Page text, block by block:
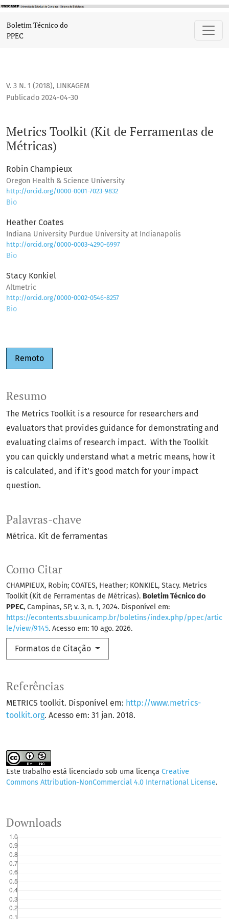
Boletim Técnico do
PPEC
V. 3 N. 1 (2018), LINKAGEM
Metrics Toolkit (Kit de Ferramentas de
Métricas)
Publicado 2024-04-30
Robin Champieux
Oregon Health & Science University
http://orcid.org/0000-0001-7023-9832
Bio
Heather Coates
Indiana University Purdue University at Indianapolis
http://orcid.org/0000-0003-4290-6997
Bio
Stacy Konkiel
Altmetric
http://orcid.org/0000-0002-0546-8257
Bio
Remoto
Palavras-chave
Métrica. Kit de ferramentas
Como Citar
CHAMPIEUX, Robin; COATES, Heather; KONKIEL, Stacy. Metrics
Toolkit (Kit de Ferramentas de Métricas). Boletim Técnico do
PPEC, Campinas, SP, v. 3, n. 1, 2024. Disponível em:
https://econtents.sbu.unicamp.br/boletins/index.php/ppec/artic
le/view/9145. Acesso em: 10 ago. 2026.
Formatos de Citação
Resumo
The Metrics Toolkit is a resource for researchers and
evaluators that provides guidance for demonstrating and
evaluating claims of research impact. With the Toolkit
you can quickly understand what a metric means, how it
is calculated, and if it’s good match for your impact
question.
Referências
METRICS toolkit. Disponível em: http://www.metrics-
toolkit.org. Acesso em: 31 jan. 2018.
Este trabalho está licenciado sob uma licença Creative
Commons Attribution-NonCommercial 4.0 International License.
Downloads